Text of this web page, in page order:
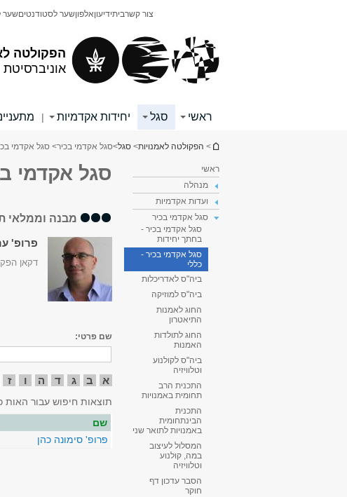
הפקולטה
צור קשרביתידיעוןאלפוןשער לסטודנטיםשער
ראשי סגל יחידות אקדמיות |
הינך נמצא כאן
> הפקולטה לאמנויות> סגל>סגל אקדמי בכיר> סגל אקדמי
ראשי
מנהלה
ועדות אקדמיות
סגל אקדמי בכיר
סגל אקדמי בכיר -
בחתך יחידות
סגל אקדמי בכיר -
כללי
ביה"ס לאדריכלות
ביה"ס למוזיקה
החוג לאמנות
התיאטרון
החוג לתולדות
האמנות
ביה"ס לקולנוע
וטלוויזיה
התכנית הרב
תחומית באמנויות
התכנית
הבינתחומית
באמנויות לתואר שני
המסלול לעיצוב
במה, קולנוע
וטלוויזיה
הסבר עדכון דף
חוקר
סגל אקדמי
מבנה וממלאי
פרופ'
דקאן
שם פרטי:
א ב ג ד ה ו ז
תוצאות חיפוש עבור האות
שם
פרופ' סימונה כהן